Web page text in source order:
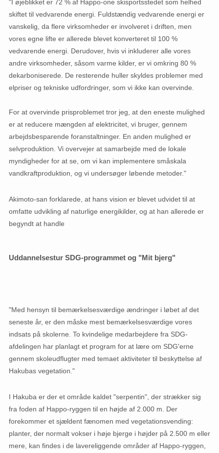
"I øjeblikket er 72 % af Happo-one skisportsstedet som helhed
skiftet til vedvarende energi. Fuldstændig vedvarende energi er
vanskelig, da flere virksomheder er involveret i driften, men
vores egne lifte er allerede blevet konverteret til 100 %
vedvarende energi. Derudover, hvis vi inkluderer alle vores
andre virksomheder, såsom varme kilder, er vi omkring 80 %
dekarboniserede. De resterende huller skyldes problemer med
elpriser og tekniske udfordringer, som vi ikke kan overvinde.
For at overvinde prisproblemet tror jeg, at den eneste mulighed
er at reducere mængden af ​​elektricitet, vi bruger, gennem
arbejdsbesparende foranstaltninger. En anden mulighed er
selvproduktion. Vi overvejer at samarbejde med de lokale
myndigheder for at se, om vi kan implementere småskala
vandkraftproduktion, og vi undersøger løbende metoder."
Akimoto-san forklarede, at hans vision er blevet udvidet til at
omfatte udvikling af naturlige energikilder, og at han allerede er
begyndt at handle
Uddannelsestur SDG-programmet og "Mit bjerg"
"Med hensyn til bemærkelsesværdige ændringer i løbet af det
seneste år, er den måske mest bemærkelsesværdige vores
indsats på skolerne. To kvindelige medarbejdere fra SDG-
afdelingen har planlagt et program for at lære om SDG'erne
gennem skoleudflugter med temaet aktiviteter til beskyttelse af
Hakubas vegetation."
I Hakuba er der et område kaldet "serpentin", der strækker sig
fra foden af ​​Happo-ryggen til en højde af 2.000 m. Der
forekommer et sjældent fænomen med vegetationsvending:
planter, der normalt vokser i høje bjerge i højder på 2.500 m eller
mere, kan findes i de lavereliggende områder af Happo-ryggen,